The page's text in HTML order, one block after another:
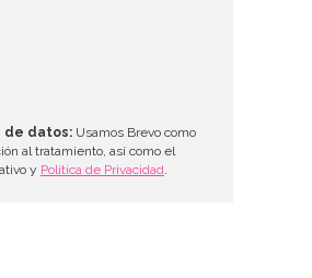
de datos: Usamos Brevo como
al tratamiento, así como el
y Política de Privacidad